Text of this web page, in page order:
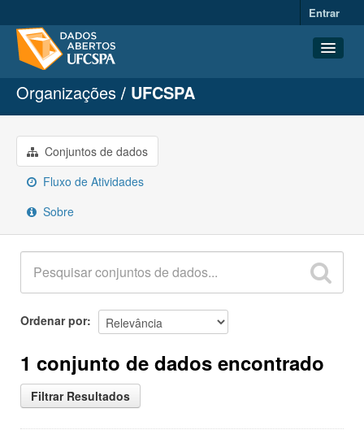
Entrar
Conjuntos de dados
Organizações
Grupos
Sobre
Organizações UFCSPA
Conjuntos de dados
Fluxo de Atividades
Sobre
Ordenar por
1 conjunto de dados encontrado
Filtrar Resultados